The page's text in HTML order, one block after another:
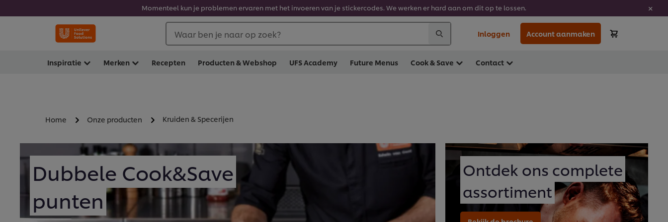
Momenteel kun je problemen ervaren met het invoeren van je stickercodes. We werken er hard aan om dit op te lossen.
Waar ben je naar op zoek? Inloggen Account aanmaken
Inspiratie Merken Recepten Producten & Webshop UFS Academy Future Menus Cook & Save Contact
Home Onze producten Kruiden & Specerijen
Dubbele Cook&Save
punten
Ontdek ons complete
assortiment